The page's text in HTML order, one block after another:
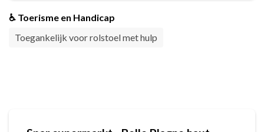
♿ Toerisme en Handicap
Toegankelijk voor rolstoel met hulp